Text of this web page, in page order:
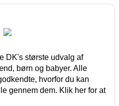
DK's største udvalg af
børn og babyer. Alle
hvorfor du kan
gennem dem. Klik her for at